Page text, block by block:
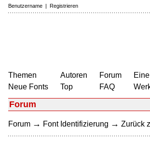
Benutzername | Registrieren
Themen
Neue Fonts
Autoren
Top
Forum
FAQ
Forum
Forum → Font Identifizierung → Zurück